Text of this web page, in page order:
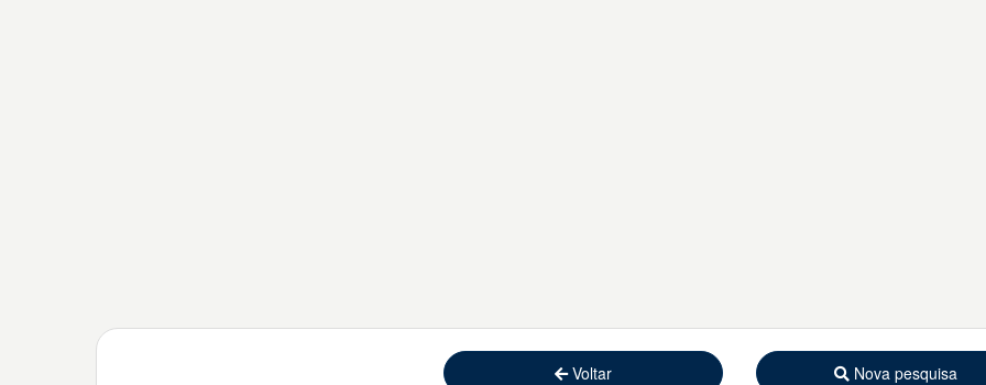
Voltar Nova pesquisa